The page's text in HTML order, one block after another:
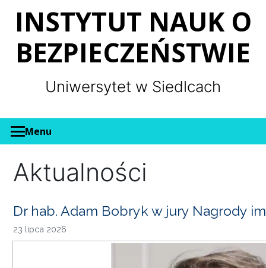
INSTYTUT NAUK O
BEZPIECZEŃSTWIE
Uniwersytet w Siedlcach
Menu
Aktualności
Dr hab. Adam Bobryk w jury Nagrody
23 lipca 2026